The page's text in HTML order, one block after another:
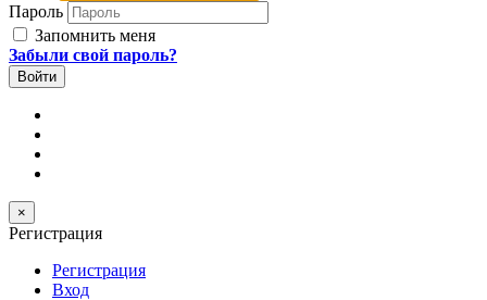
Пароль
Запомнить меня
Забыли свой пароль?
×
Регистрация
Регистрация
Вход